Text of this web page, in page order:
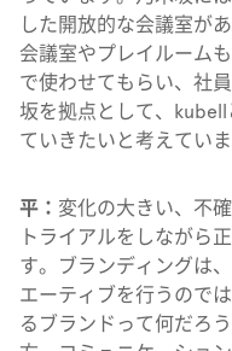
した開放的な会議室が
会議室やプレイルーム
で使わせてもらい、社
坂を拠点として、
ていきたいと考えていま
平： 変化の大きい、不
トライアルをしながら
す。ブランディングは
エーティブを行うので
るブランドって何だろ